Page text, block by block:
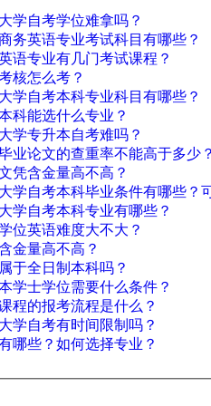
学自考学位难拿吗？
务英语专业考试科目有哪些？
语专业有几门考试课程？
核怎么考？
学自考本科专业科目有哪些？
科能选什么专业？
学专升本自考难吗？
业论文的查重率不能高于多少？
凭含金量高不高？
学自考本科毕业条件有哪些？
学自考本科专业有哪些？
位英语难度大不大？
金量高不高？
于全日制本科吗？
学士学位需要什么条件？
程的报考流程是什么？
学自考有时间限制吗？
哪些？如何选择专业？